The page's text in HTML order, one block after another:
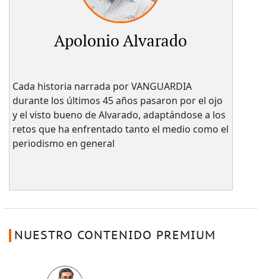
Apolonio Alvarado
Cada historia narrada por VANGUARDIA
durante los últimos 45 años pasaron por el ojo
y el visto bueno de Alvarado, adaptándose a los
retos que ha enfrentado tanto el medio como el
periodismo en general
NUESTRO CONTENIDO PREMIUM